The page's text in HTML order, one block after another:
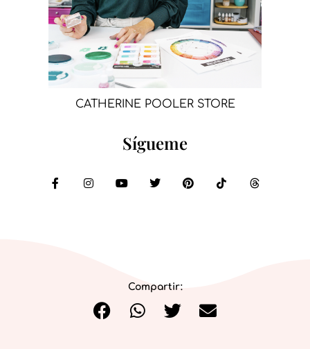
CATHERINE POOLER STORE
Sígueme
Compartir: